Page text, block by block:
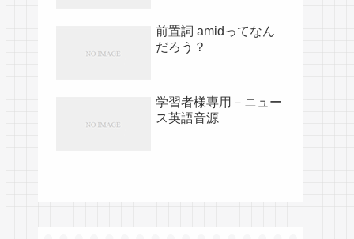
前置詞 amidってなん
だろう？
学習者様専用－ニュー
ス英語音源